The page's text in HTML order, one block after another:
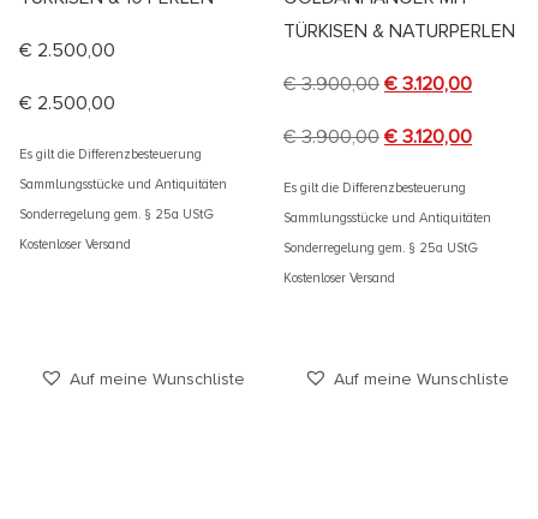
€ 2.500,00
€ 2.500,00
Es gilt die Differenzbesteuerung
Sammlungsstücke und Antiquitäten
Sonderregelung gem. § 25a UStG
Kostenloser Versand
TÜRKISEN & NATURPERLEN
€3.900,00 € 3.120,00
€3.900,00 € 3.120,00
Es gilt die Differenzbesteuerung
Sammlungsstücke und Antiquitäten
Sonderregelung gem. § 25a UStG
Kostenloser Versand
Auf meine Wunschliste Auf meine Wunschliste